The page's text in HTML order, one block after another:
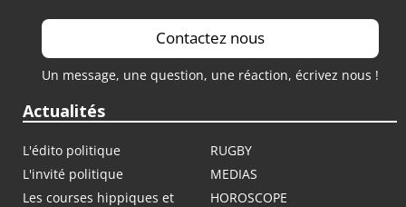
Contactez nous
Un message, une question, une réaction, écrivez nous !
Actualités
L'édito politique
RUGBY
L'invité politique
MEDIAS
Les courses hippiques et
HOROSCOPE